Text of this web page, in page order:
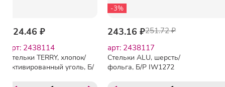
224.46 ₽
арт: 2438114
Стельки TERRY, хлопок/
активированный уголь, Б/
-3%
243.16 ₽251.72 ₽
арт: 2438117
Стельки ALU, шерсть/
фольга, Б/Р IW1272